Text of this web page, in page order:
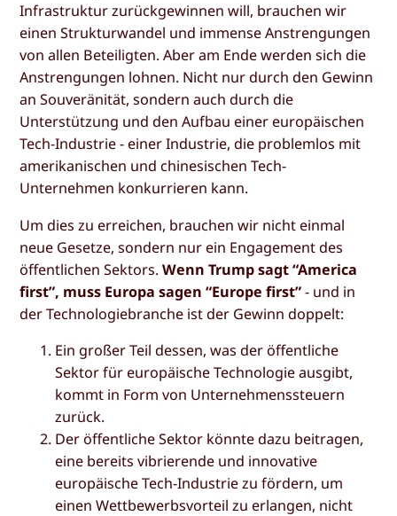
Infrastruktur zurückgewinnen will, brauchen wir
einen Strukturwandel und immense Anstrengungen
von allen Beteiligten. Aber am Ende werden sich die
Anstrengungen lohnen. Nicht nur durch den Gewinn
an Souveränität, sondern auch durch die
Unterstützung und den Aufbau einer europäischen
Tech-Industrie - einer Industrie, die problemlos mit
amerikanischen und chinesischen Tech-
Unternehmen konkurrieren kann.
Um dies zu erreichen, brauchen wir nicht einmal
neue Gesetze, sondern nur ein Engagement des
öffentlichen Sektors.Wenn Trump sagt “America
first”, muss Europa sagen “Europe first”- und in
der Technologiebranche ist der Gewinn doppelt:
Ein großer Teil dessen, was der öffentliche
Sektor für europäische Technologie ausgibt,
kommt in Form von Unternehmenssteuern
zurück.
Der öffentliche Sektor könnte dazu beitragen,
eine bereits vibrierende und innovative
europäische Tech-Industrie zu fördern, um
einen Wettbewerbsvorteil zu erlangen, nicht